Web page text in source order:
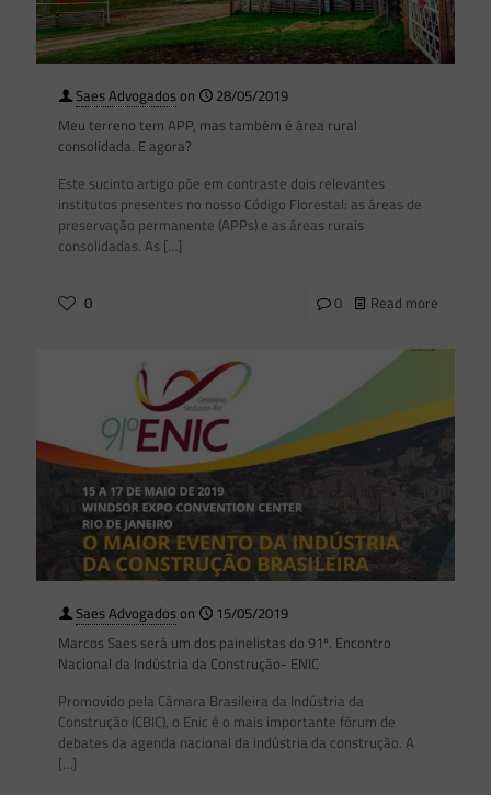
Saes Advogadoson
28/05/2019
Meu terreno tem APP, mas também é área rural
consolidada. E agora?
Este sucinto artigo põe em contraste dois relevantes
institutos presentes no nosso Código Florestal: as áreas de
preservação permanente (APPs) e as áreas rurais
consolidadas. As […]
0 0 Read more
Saes Advogadoson
15/05/2019
Marcos Saes será um dos painelistas do 91º. Encontro
Nacional da Indústria da Construção- ENIC
Promovido pela Câmara Brasileira da Indústria da
Construção (CBIC), o Enic é o mais importante fórum de
debates da agenda nacional da indústria da construção. A
[…]